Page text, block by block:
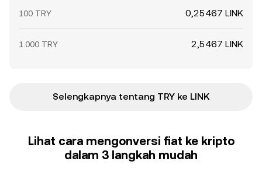
100 TRY 0,25467 LINK
1.000 TRY 2,5467 LINK
Selengkapnya tentang TRY ke LINK
Lihat cara mengonversi fiat ke kripto
dalam 3 langkah mudah